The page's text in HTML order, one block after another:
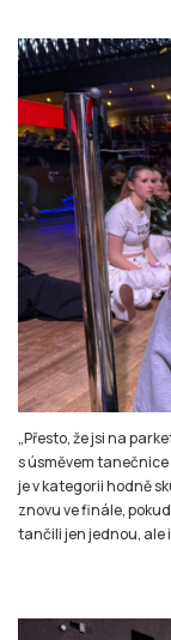
„Přesto, že jsi na
s úsměvem tanečnice
je v kategorii hodně
znovu ve finále,
tančili jen jednou, ale